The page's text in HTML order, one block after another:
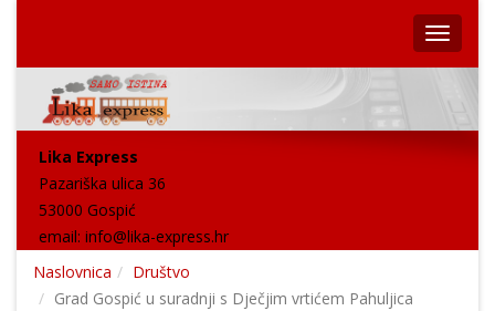
Lika Express
Pazariška ulica 36
53000 Gospić
email: info@lika-express.hr
Naslovnica
Društvo
Grad Gospić u suradnji s Dječjim vrtićem Pahuljica